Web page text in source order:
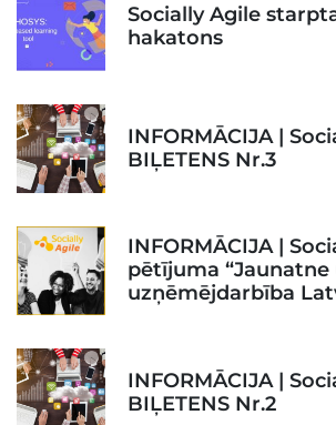
Socially Agile
hakatons
INFORMĀCIJA |
BIĻETENS Nr.3
INFORMĀCIJA |
pētījuma “Jaunatne
uzņēmējdarbība
INFORMĀCIJA |
BIĻETENS Nr.2